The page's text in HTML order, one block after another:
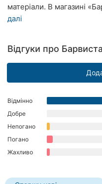
Дніпро
Кривий
Херсон
Чернігів
матеріали. В магазині
далі
Відгуки про
Відмінно
Добре
Непогано
Погано
Жахливо